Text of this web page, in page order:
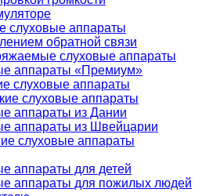
слуховые аппараты
обратной связи
слуховые аппараты
аппараты «Премиум»
слуховые аппараты
слуховые аппараты
аппараты из Дании
аппараты из Швейцарии
слуховые аппараты
аппараты для детей
аппараты для пожилых людей